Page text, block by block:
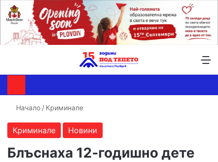
Начало / Криминале
Криминале Новини
Блъснаха 12-годишно дете